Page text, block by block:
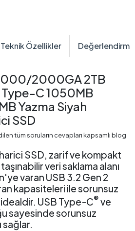
Teknik Özellikler
2000GA 2TB
Type-C 1050MB
Yazma Siyah
SSD
tüm soruların cevapları kapsamlı blog
SSD, zarif ve kompakt
veri saklama alanı
varan USB 3.2 Gen 2
kapasiteleri ile sorunsuz
USB Type-C®ve
sayesinde sorunsuz
sağlar.